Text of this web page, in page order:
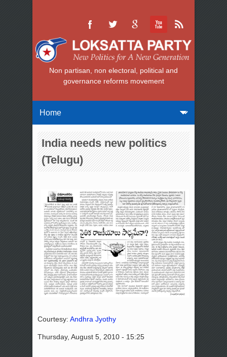
Non partisan, non electoral, political and
governance reforms movement
India needs new politics
(Telugu)
Courtesy: Andhra Jyothy
Thursday, August 5, 2010 - 15:25